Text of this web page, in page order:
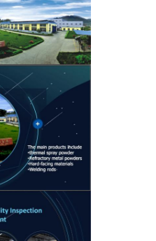
Несите
корозию